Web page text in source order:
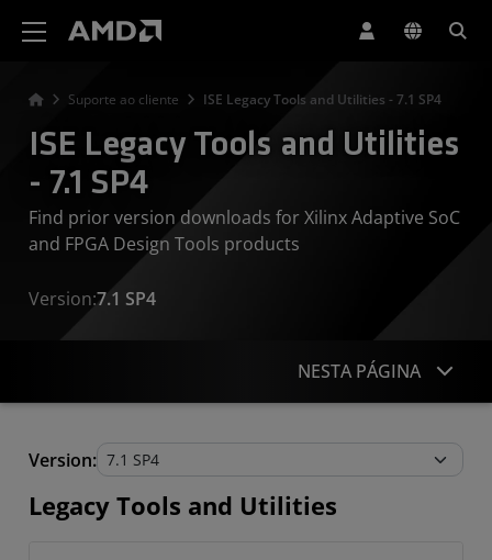
Suporte ao cliente ISE Legacy Tools and Utilities - 7.1 SP4
ISE Legacy Tools and Utilities
- 7.1 SP4
Find prior version downloads for Xilinx Adaptive SoC
and FPGA Design Tools products
Version:7.1 SP4
NESTA PÁGINA
Legacy Tools and Utilities
Version:
Legacy Tools and Utilities